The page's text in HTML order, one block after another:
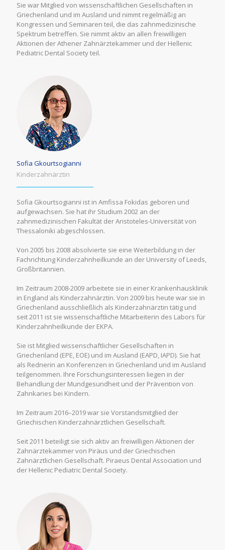
Sie war Mitglied von wissenschaftlichen Gesellschaften in
Griechenland und im Ausland und nimmt regelmäßig an
Kongressen und Seminaren teil, die das zahnmedizinische
Spektrum betreffen. Sie nimmt aktiv an allen freiwilligen
Aktionen der Athener Zahnärztekammer und der Hellenic
Pediatric Dental Society teil.
Sofia Gkourtsogianni
Kinderzahnärztin
Sofia Gkourtsogianni ist in Amfissa Fokidas geboren und
aufgewachsen. Sie hat ihr Studium 2002 an der
zahnmedizinischen Fakultät der Aristoteles-Universität von
Thessaloniki abgeschlossen.
Von 2005 bis 2008 absolvierte sie eine Weiterbildung in der
Fachrichtung Kinderzahnheilkunde an der University of Leeds,
Großbritannien.
Im Zeitraum 2008-2009 arbeitete sie in einer Krankenhausklinik
in England als Kinderzahnärztin. Von 2009 bis heute war sie in
Griechenland ausschließlich als Kinderzahnärztin tätig und
seit 2011 ist sie wissenschaftliche Mitarbeiterin des Labors für
Kinderzahnheilkunde der EKPA.
Sie ist Mitglied wissenschaftlicher Gesellschaften in
Griechenland (EPE, EOE) und im Ausland (EAPD, IAPD). Sie hat
als Rednerin an Konferenzen in Griechenland und im Ausland
teilgenommen. Ihre Forschungsinteressen liegen in der
Behandlung der Mundgesundheit und der Prävention von
Zahnkaries bei Kindern.
Im Zeitraum 2016–2019 war sie Vorstandsmitglied der
Griechischen Kinderzahnärztlichen Gesellschaft.
Seit 2011 beteiligt sie sich aktiv an freiwilligen Aktionen der
Zahnärztekammer von Piräus und der Griechischen
Zahnärztlichen Gesellschaft. Piraeus Dental Association und
der Hellenic Pediatric Dental Society.